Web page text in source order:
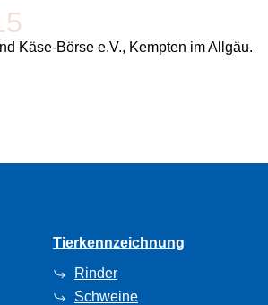
Käse-Börse e.V., Kempten im Allgäu.
Tierkennzeichnung
Rinder
Schweine